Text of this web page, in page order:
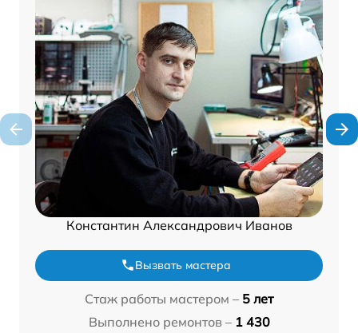
Константин Александрович Иванов
Вызвать мастера
Стаж работы мастером – 5 лет
Выполнено ремонтов – 1 430